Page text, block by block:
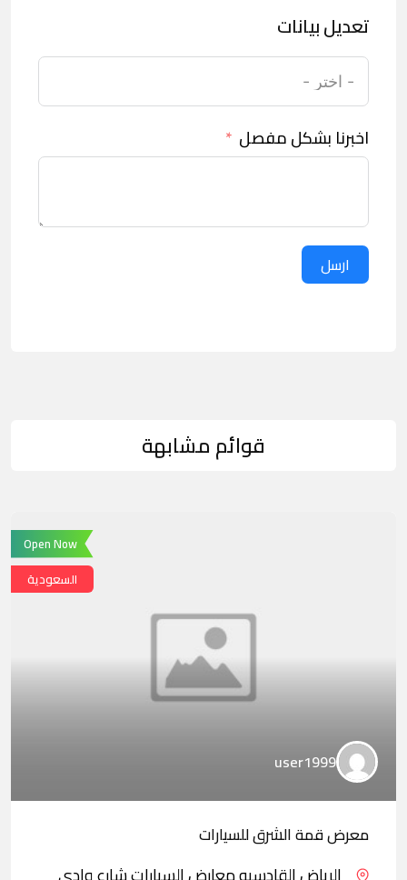
تعديل بيانات
اخبرنا بشكل مفصل
ارسل
قوائم مشابهة
Open Now
السعودية
user1999
معرض قمة الشرق للسيارات